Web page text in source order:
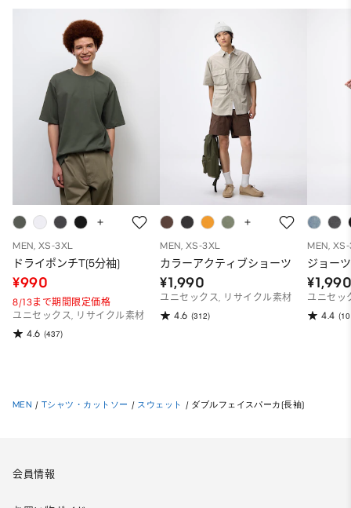
MEN, XS-3XL
ドライポンチT(5分袖)
¥990
8/13まで期間限定価格
ユニセックス, リサイクル素材
4.6 (437)
MEN, XS-3XL
カラーアクティブショーツ
¥1,990
ユニセックス, リサイクル素材
4.6 (312)
MEN,
ジョーツ
ユニセッ
4.4
MEN / Tシャツ・カットソー / スウェット / ダブルフェイスパーカ(長袖)
会員情報